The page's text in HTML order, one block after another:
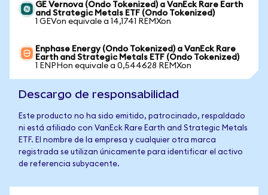
GE Vernova (Ondo Tokenized) a VanEck Rare Earth
and Strategic Metals ETF (Ondo Tokenized)
1 GEVon equivale a 14,1741 REMXon
Enphase Energy (Ondo Tokenized) a VanEck Rare
Earth and Strategic Metals ETF (Ondo Tokenized)
1 ENPHon equivale a 0,544628 REMXon
Descargo de responsabilidad
Este producto no ha sido emitido, patrocinado, respaldado
ni está afiliado con VanEck Rare Earth and Strategic Metals
ETF. El nombre de la empresa y cualquier otra marca
registrada se utilizan únicamente para identificar el activo
de referencia subyacente.